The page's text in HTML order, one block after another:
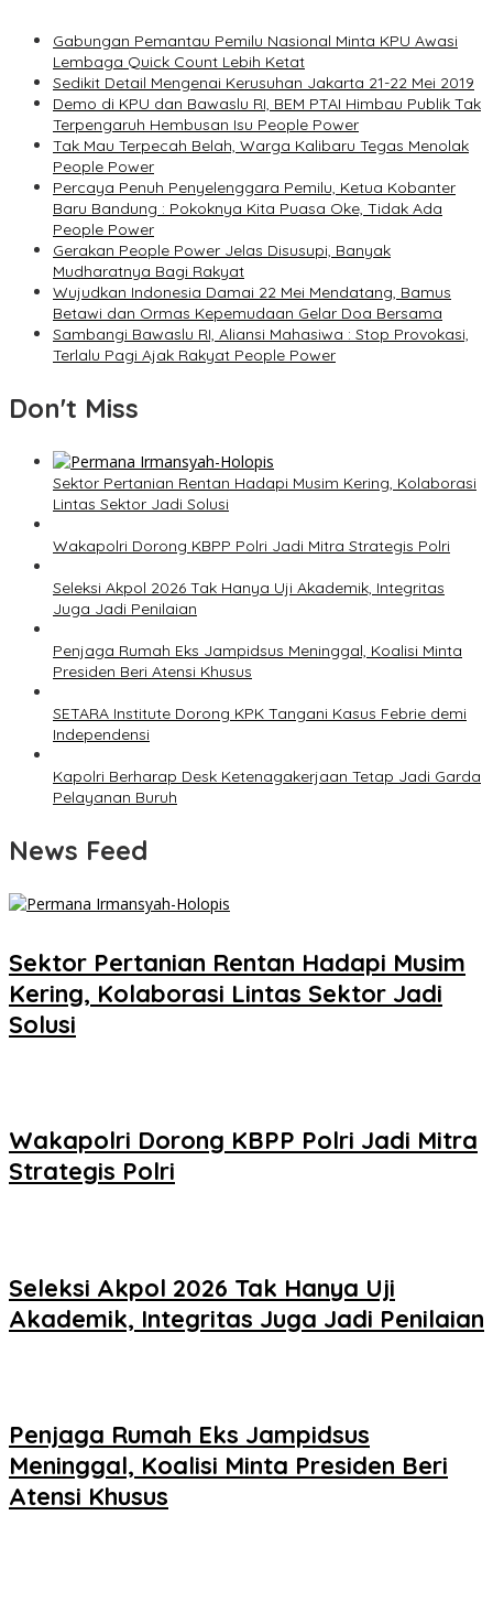
Gabungan Pemantau Pemilu Nasional Minta KPU Awasi
Lembaga Quick Count Lebih Ketat
Sedikit Detail Mengenai Kerusuhan Jakarta 21-22 Mei 2019
Demo di KPU dan Bawaslu RI, BEM PTAI Himbau Publik Tak
Terpengaruh Hembusan Isu People Power
Tak Mau Terpecah Belah, Warga Kalibaru Tegas Menolak
People Power
Percaya Penuh Penyelenggara Pemilu, Ketua Kobanter
Baru Bandung : Pokoknya Kita Puasa Oke, Tidak Ada
People Power
Gerakan People Power Jelas Disusupi, Banyak
Mudharatnya Bagi Rakyat
Wujudkan Indonesia Damai 22 Mei Mendatang, Bamus
Betawi dan Ormas Kepemudaan Gelar Doa Bersama
Sambangi Bawaslu RI, Aliansi Mahasiwa : Stop Provokasi,
Terlalu Pagi Ajak Rakyat People Power
Don't Miss
Sektor Pertanian Rentan Hadapi Musim Kering, Kolaborasi
Lintas Sektor Jadi Solusi
Wakapolri Dorong KBPP Polri Jadi Mitra Strategis Polri
Seleksi Akpol 2026 Tak Hanya Uji Akademik, Integritas
Juga Jadi Penilaian
Penjaga Rumah Eks Jampidsus Meninggal, Koalisi Minta
Presiden Beri Atensi Khusus
SETARA Institute Dorong KPK Tangani Kasus Febrie demi
Independensi
Kapolri Berharap Desk Ketenagakerjaan Tetap Jadi Garda
Pelayanan Buruh
News Feed
Sektor Pertanian Rentan Hadapi Musim
Kering, Kolaborasi Lintas Sektor Jadi
Solusi
Wakapolri Dorong KBPP Polri Jadi Mitra
Strategis Polri
Seleksi Akpol 2026 Tak Hanya Uji
Akademik, Integritas Juga Jadi Penilaian
Penjaga Rumah Eks Jampidsus
Meninggal, Koalisi Minta Presiden Beri
Atensi Khusus